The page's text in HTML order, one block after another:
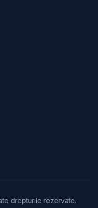
drepturile rezervate.